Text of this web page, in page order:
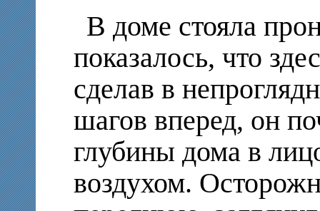
В доме стояла
показалось, что
сделав в
шагов вперед, он
глубины дома в
воздухом.